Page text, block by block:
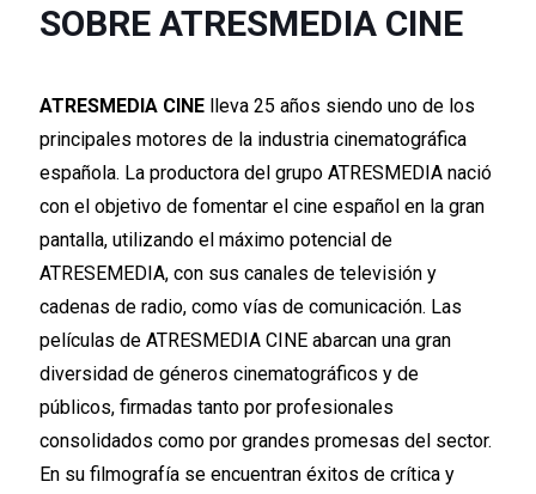
SOBRE ATRESMEDIA CINE
ATRESMEDIA CINE lleva 25 años siendo uno de los
principales motores de la industria cinematográfica
española. La productora del grupo ATRESMEDIA nació
con el objetivo de fomentar el cine español en la gran
pantalla, utilizando el máximo potencial de
ATRESEMEDIA, con sus canales de televisión y
cadenas de radio, como vías de comunicación. Las
películas de ATRESMEDIA CINE abarcan una gran
diversidad de géneros cinematográficos y de
públicos, firmadas tanto por profesionales
consolidados como por grandes promesas del sector.
En su filmografía se encuentran éxitos de crítica y